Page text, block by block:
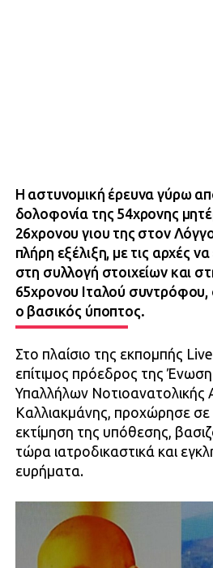
Η αστυνομική έρευνα γύρω
δολοφονία της 54χρονης
26χρονου γιου της στον
πλήρη εξέλιξη, με τις αρχές
στη συλλογή στοιχείων και
65χρονου Ιταλού συντρόφου,
ο βασικός ύποπτος.
Στο πλαίσιο της εκπομπής
επίτιμος πρόεδρος της
Υπαλλήλων Νοτιοανατολικής
Καλλιακμάνης, προχώρησε σε
εκτίμηση της υπόθεσης,
τώρα ιατροδικαστικά και
ευρήματα.